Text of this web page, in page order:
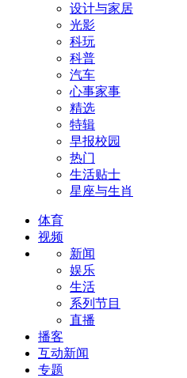
设计与家居
光影
科玩
科普
汽车
心事家事
精选
特辑
早报校园
热门
生活贴士
星座与生肖
体育
视频
新闻
娱乐
生活
系列节目
直播
播客
互动新闻
专题